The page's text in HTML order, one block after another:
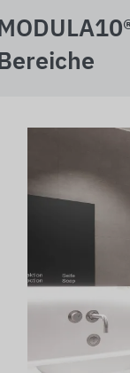
Bereiche